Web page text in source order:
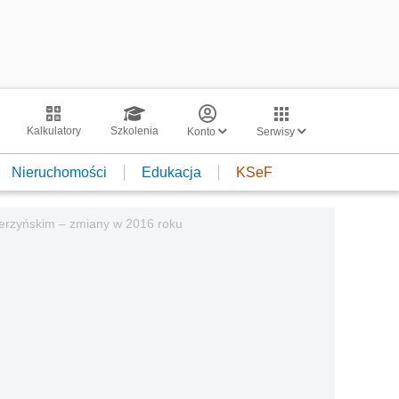
Kalkulatory Szkolenia Konto Serwisy
Nieruchomości Edukacja KSeF
– zmiany w 2016 roku